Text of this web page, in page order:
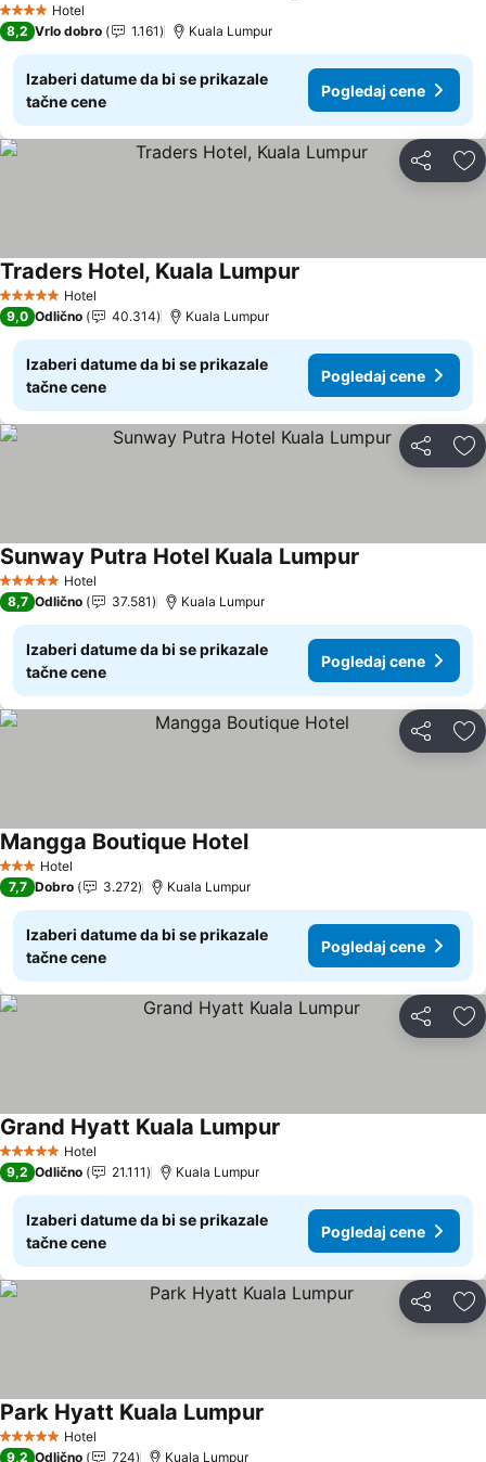
4 ZvezdiceHotel
8,2 Vrlo dobro 1.161 Kuala Lumpur
Izaberi datume da bi se prikazale
tačne cene
Pogledaj cene
Deli
5 ZvezdiceHotel
Traders Hotel, Kuala Lumpur
9,0 Odlično 40.314 Kuala Lumpur
Izaberi datume da bi se prikazale
tačne cene
Pogledaj cene
Deli
5 ZvezdiceHotel
Sunway Putra Hotel Kuala Lumpur
8,7 Odlično 37.581 Kuala Lumpur
Izaberi datume da bi se prikazale
tačne cene
Pogledaj cene
Deli
3 Zvezdice
Hotel
Mangga Boutique Hotel
7,7 Dobro 3.272 Kuala Lumpur
Izaberi datume da bi se prikazale
tačne cene
Pogledaj cene
Deli
5 ZvezdiceHotel
Grand Hyatt Kuala Lumpur
9,2 Odlično 21.111 Kuala Lumpur
Izaberi datume da bi se prikazale
tačne cene
Pogledaj cene
Deli
5 ZvezdiceHotel
Park Hyatt Kuala Lumpur
9,2 Odlično 724 Kuala Lumpur